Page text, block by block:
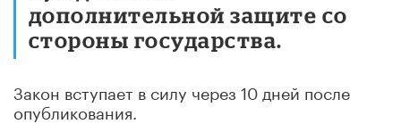
дополнительной защите со
стороны государства.
Закон вступает в силу через 10 дней после
опубликования.